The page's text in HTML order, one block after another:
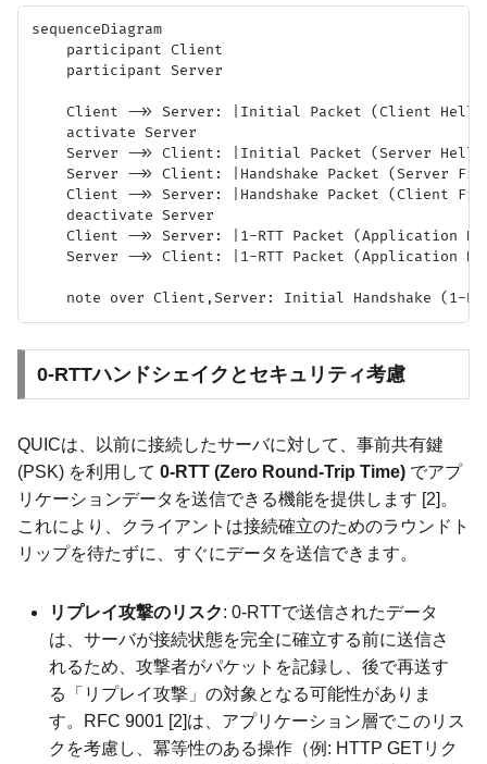
sequenceDiagram
    participant Client
    participant Server
Client ->> Server: |Initial Packet (Client
    activate Server
Server ->> Client: |Initial Packet (Server
Server ->> Client: |Handshake Packet (Server
Client ->> Server: |Handshake Packet (Client
    deactivate Server
Client ->> Server: |1-RTT Packet (Application
Server ->> Client: |1-RTT Packet (Application
0-RTTハンドシェイクとセキュリティ考慮
QUICは、以前に接続したサーバに対して、事前共有鍵
(PSK) を利用して 0-RTT (Zero Round-Trip Time) でアプ
リケーションデータを送信できる機能を提供します [2]。
これにより、クライアントは接続確立のためのラウンドト
リップを待たずに、すぐにデータを送信できます。
リプレイ攻撃のリスク: 0-RTTで送信されたデータ
は、サーバが接続状態を完全に確立する前に送信さ
れるため、攻撃者がパケットを記録し、後で再送す
る「リプレイ攻撃」の対象となる可能性がありま
す。RFC 9001 [2]は、アプリケーション層でこのリス
クを考慮し、冪等性のある操作（例: HTTP GETリク